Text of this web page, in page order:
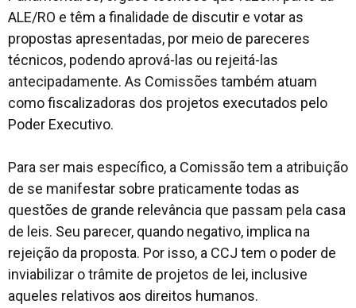
ALE/RO e têm a finalidade de discutir e votar as
propostas apresentadas, por meio de pareceres
técnicos, podendo aprová-las ou rejeitá-las
antecipadamente. As Comissões também atuam
como fiscalizadoras dos projetos executados pelo
Poder Executivo.
Para ser mais específico, a Comissão tem a atribuição
de se manifestar sobre praticamente todas as
questões de grande relevância que passam pela casa
de leis. Seu parecer, quando negativo, implica na
rejeição da proposta. Por isso, a CCJ tem o poder de
inviabilizar o trâmite de projetos de lei, inclusive
aqueles relativos aos direitos humanos.